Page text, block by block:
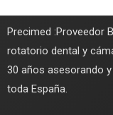
Precimed :Proveedor
rotatorio dental y
30 años asesorando
toda España.